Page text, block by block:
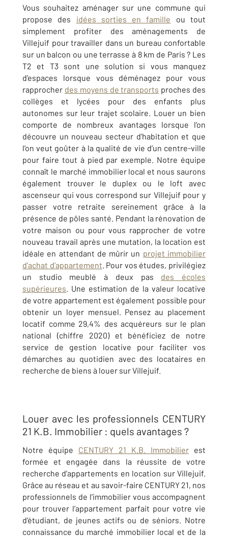
Vous souhaitez aménager sur une commune qui
propose des idées sorties en famille ou tout
simplement profiter des aménagements de
Villejuif pour travailler dans un bureau confortable
sur un balcon ou une terrasse à 8 km de Paris ? Les
T2 et T3 sont une solution si vous manquez
d’espaces lorsque vous déménagez pour vous
rapprocher des moyens de transports proches des
collèges et lycées pour des enfants plus
autonomes sur leur trajet scolaire. Louer un bien
comporte de nombreux avantages lorsque l’on
découvre un nouveau secteur d’habitation et que
l’on veut goûter à la qualité de vie d’un centre-ville
pour faire tout à pied par exemple. Notre équipe
connaît le marché immobilier local et nous saurons
également trouver le duplex ou le loft avec
ascenseur qui vous correspond sur Villejuif pour y
passer votre retraite sereinement grâce à la
présence de pôles santé. Pendant la rénovation de
votre maison ou pour vous rapprocher de votre
nouveau travail après une mutation, la location est
idéale en attendant de mûrir un projet immobilier
d’achat d’appartement. Pour vos études, privilégiez
un studio meublé à deux pas des écoles
supérieures. Une estimation de la valeur locative
de votre appartement est également possible pour
obtenir un loyer mensuel. Pensez au placement
locatif comme 29,4% des acquéreurs sur le plan
national (chiffre 2020) et bénéficiez de notre
service de gestion locative pour faciliter vos
démarches au quotidien avec des locataires en
recherche de biens à louer sur Villejuif.
Louer avec les professionnels CENTURY
21 K.B. Immobilier : quels avantages ?
Notre équipe CENTURY 21 K.B. Immobilier est
formée et engagée dans la réussite de votre
recherche d’appartements en location sur Villejuif.
Grâce au réseau et au savoir-faire CENTURY 21, nos
professionnels de l’immobilier vous accompagnent
pour trouver l’appartement parfait pour votre vie
d’étudiant, de jeunes actifs ou de séniors. Notre
connaissance du marché immobilier local et de la